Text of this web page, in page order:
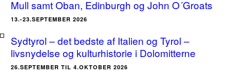
Mull samt Oban, Edinburgh og John O´Groats
13.-23.SEPTEMBER 2026
Sydtyrol – det bedste af Italien og Tyrol –
livsnydelse og kulturhistorie i Dolomitterne
26.SEPTEMBER TIL 4.OKTOBER 2026